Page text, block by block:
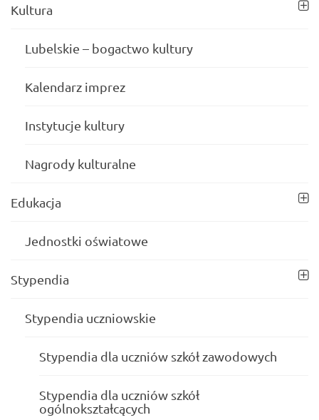
Kultura
Lubelskie – bogactwo kultury
Kalendarz imprez
Instytucje kultury
Nagrody kulturalne
Edukacja
Jednostki oświatowe
Stypendia
Stypendia uczniowskie
Stypendia dla uczniów szkół zawodowych
Stypendia dla uczniów szkół
ogólnokształcących